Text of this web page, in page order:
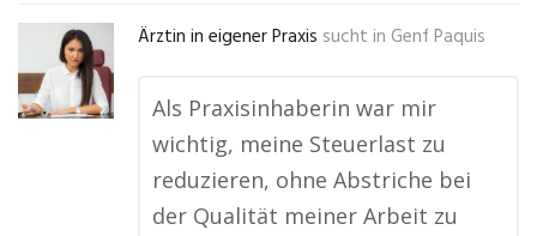
Ärztin in eigener Praxis sucht in Genf Paquis
Als Praxisinhaberin war mir
wichtig, meine Steuerlast zu
reduzieren, ohne Abstriche bei
der Qualität meiner Arbeit zu